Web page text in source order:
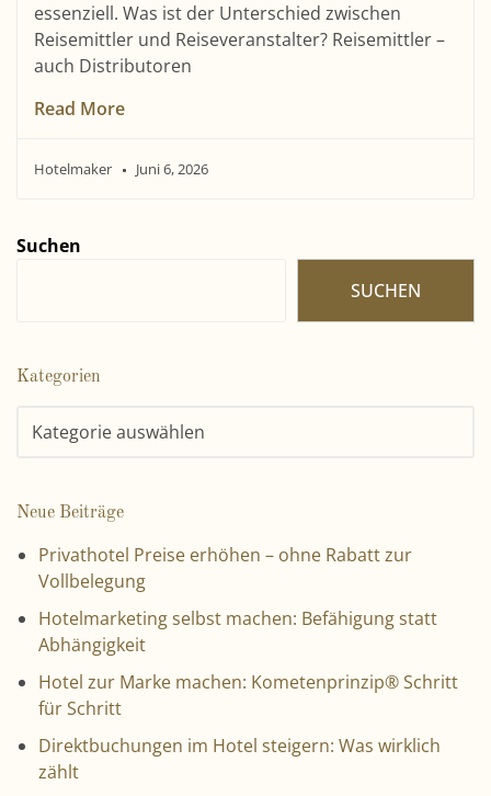
essenziell. Was ist der Unterschied zwischen
Reisemittler und Reiseveranstalter? Reisemittler –
auch Distributoren
Read More
Hotelmaker Juni 6, 2026
Suchen
SUCHEN
Kategorien
Neue Beiträge
Privathotel Preise erhöhen – ohne Rabatt zur
Vollbelegung
Hotelmarketing selbst machen: Befähigung statt
Abhängigkeit
Hotel zur Marke machen: Kometenprinzip® Schritt
für Schritt
Direktbuchungen im Hotel steigern: Was wirklich
zählt